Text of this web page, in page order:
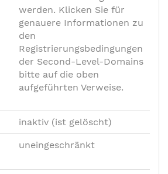
werden. Klicken Sie für
genauere Informationen zu
den
Registrierungsbedingungen
der Second-Level-Domains
bitte auf die oben
aufgeführten Verweise.
inaktiv (ist gelöscht)
uneingeschränkt